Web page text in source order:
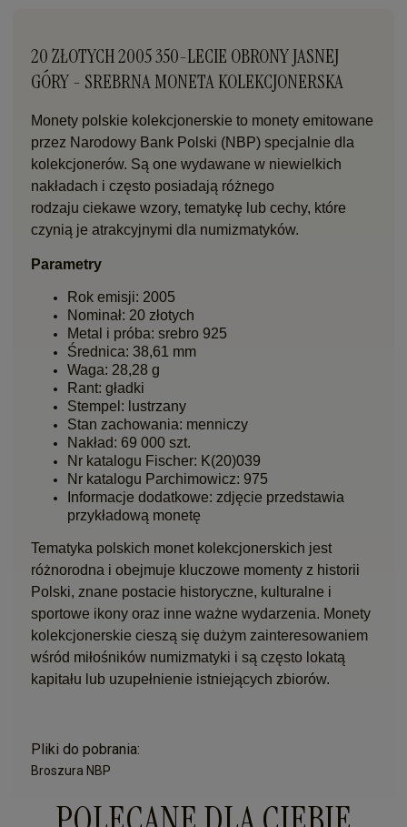
20 ZŁOTYCH 2005 350-LECIE OBRONY JASNEJ
GÓRY - SREBRNA MONETA KOLEKCJONERSKA
Monety polskie kolekcjonerskie to monety emitowane
przez Narodowy Bank Polski (NBP) specjalnie dla
kolekcjonerów. Są one wydawane w niewielkich
nakładach i często posiadają różnego
rodzaju ciekawe wzory, tematykę lub cechy, które
czynią je atrakcyjnymi dla numizmatyków.
Parametry
Rok emisji: 2005
Nominał: 20 złotych
Metal i próba: srebro 925
Średnica: 38,61 mm
Waga: 28,28 g
Rant: gładki
Stempel: lustrzany
Stan zachowania: menniczy
Nakład: 69 000 szt.
Nr katalogu Fischer: K(20)039
Nr katalogu Parchimowicz: 975
Informacje dodatkowe: zdjęcie przedstawia
przykładową monetę
Tematyka polskich monet kolekcjonerskich jest
różnorodna i obejmuje kluczowe momenty z historii
Polski, znane postacie historyczne, kulturalne i
sportowe ikony oraz inne ważne wydarzenia. Monety
kolekcjonerskie cieszą się dużym zainteresowaniem
wśród miłośników numizmatyki i są często lokatą
kapitału lub uzupełnienie istniejących zbiorów.
Pliki do pobrania:
Broszura NBP